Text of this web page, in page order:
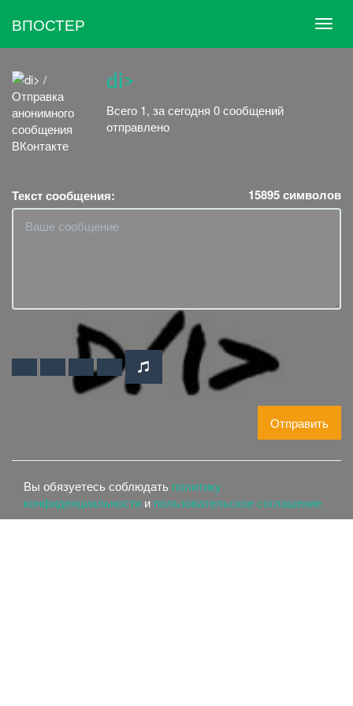
ВПОСТЕР
di>
Всего 1, за сегодня 0 сообщений
отправлено
Текст сообщения: 15895символов
Отправить
Вы обязуетесь соблюдать политику
конфиденциальности и пользовательское соглашение